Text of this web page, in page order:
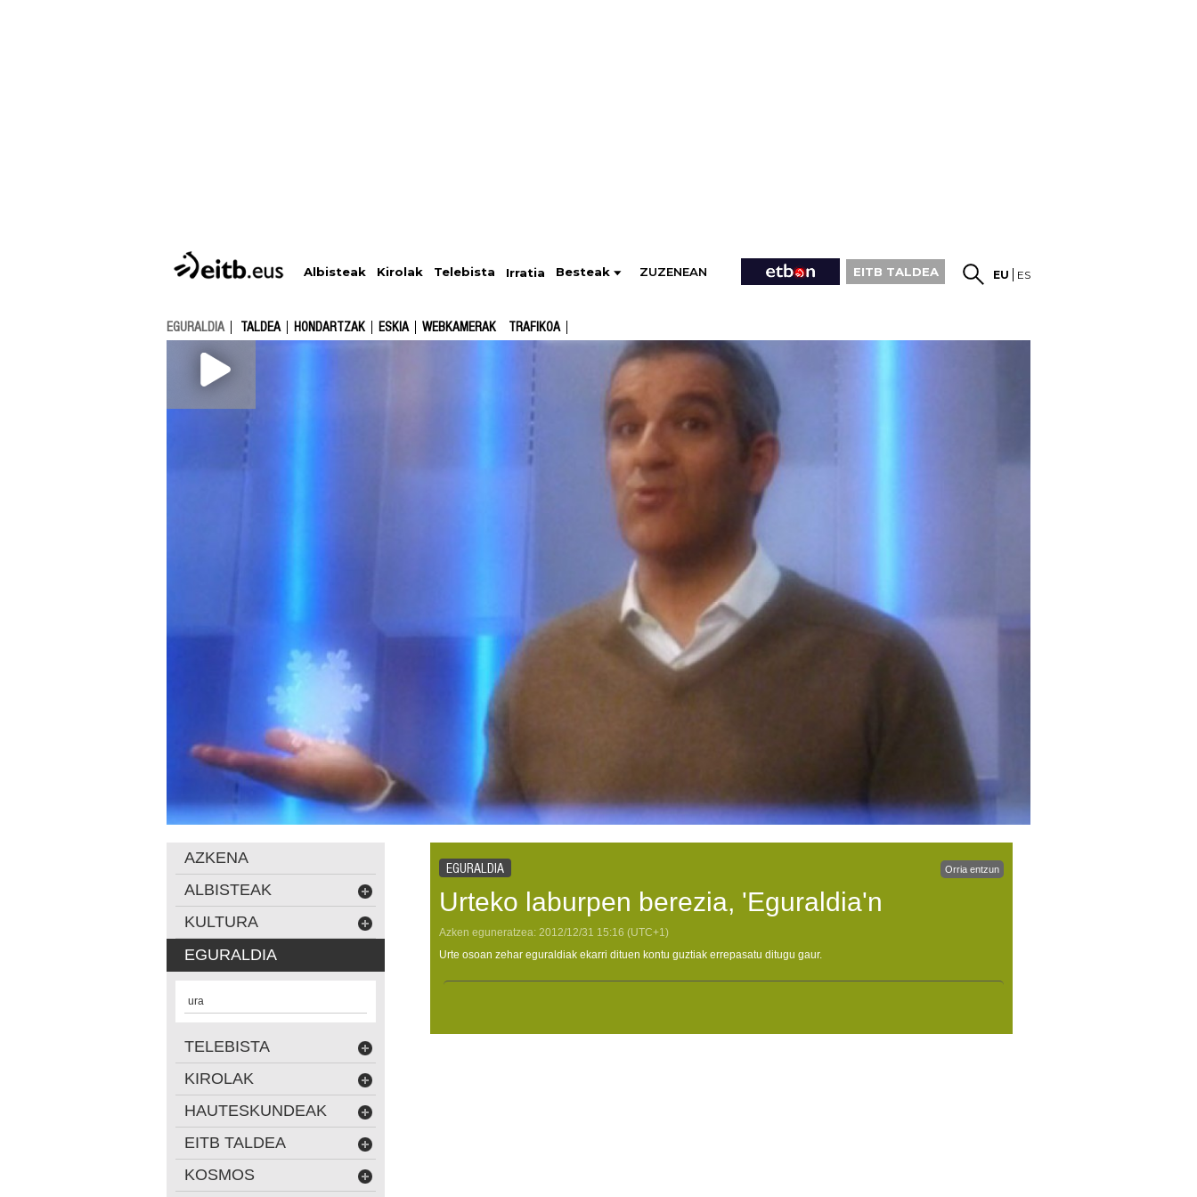
Albisteak Kirolak Telebista Irratia Besteak ZUZENEAN EITB TALDEA EU ES
EGURALDIA TALDEA HONDARTZAK ESKIA WEBKAMERAK TRAFIKOA
EGURALDIA Orria entzun
Urteko laburpen berezia, 'Eguraldia'n
Azken eguneratzea: 2012/12/31 15:16 (UTC+1)
Urte osoan zehar eguraldiak ekarri dituen kontu guztiak errepasatu ditugu gaur.
AZKENA
ALBISTEAK
KULTURA
EGURALDIA
ura
TELEBISTA
KIROLAK
HAUTESKUNDEAK
EITB TALDEA
KOSMOS